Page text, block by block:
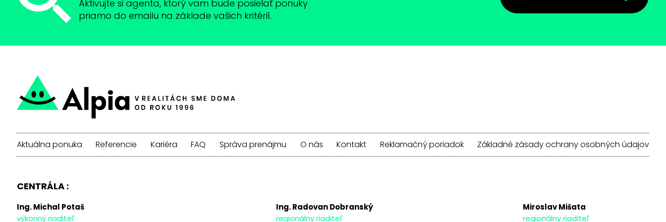
Aktivujte si agenta, ktorý vam bude posielať ponuky
priamo do emailu na základe vašich kritérií.
Aktuálna ponuka Referencie Kariéra FAQ Správa prenájmu O nás Kontakt Reklamačný poriadok Základné zásady ochrany osobných údajov
CENTRÁLA :
Ing. Michal Potaš
výkonný riaditeľ
Ing. Radovan Dobranský
regionálny riaditeľ
Miroslav Mišata
regionálny riaditeľ